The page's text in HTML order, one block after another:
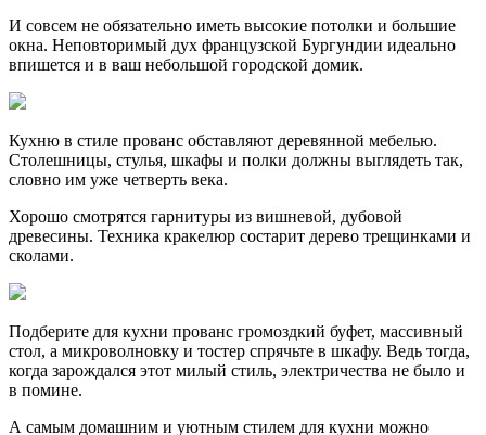
И совсем не обязательно иметь высокие потолки и большие
окна. Неповторимый дух французской Бургундии идеально
впишется и в ваш небольшой городской домик.
Кухню в стиле прованс обставляют деревянной мебелью.
Столешницы, стулья, шкафы и полки должны выглядеть так,
словно им уже четверть века.
Хорошо смотрятся гарнитуры из вишневой, дубовой
древесины. Техника кракелюр состарит дерево трещинками и
сколами.
Подберите для кухни прованс громоздкий буфет, массивный
стол, а микроволновку и тостер спрячьте в шкафу. Ведь тогда,
когда зарождался этот милый стиль, электричества не было и
в помине.
А самым домашним и уютным стилем для кухни можно